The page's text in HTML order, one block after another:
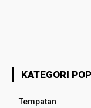
KATEGORI
Tempatan